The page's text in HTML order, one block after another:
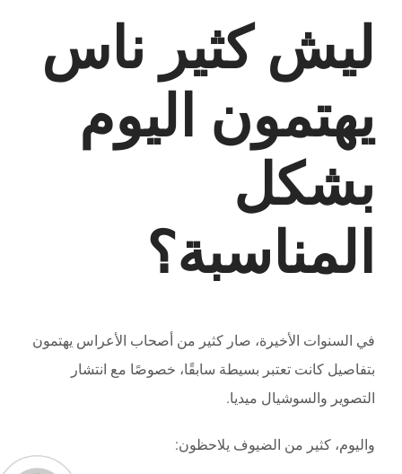
ليش كثير ناس
يهتمون اليوم
بشكل
المناسبة؟
في السنوات الأخيرة، صار كثير من أصحاب الأعراس يهتمون
بتفاصيل كانت تعتبر بسيطة سابقًا، خصوصًا مع انتشار
التصوير والسوشيال ميديا.
واليوم، كثير من الضيوف يلاحظون: